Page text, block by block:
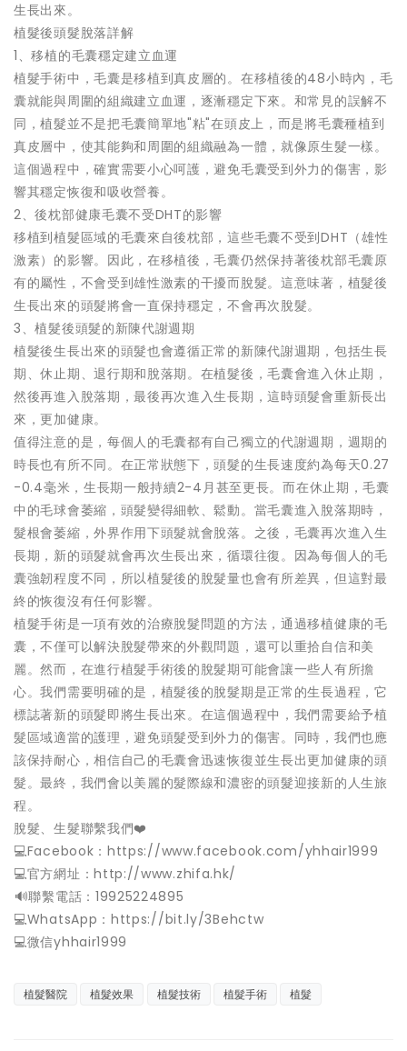
生長出來。
植髮後頭髮脫落詳解
1、移植的毛囊穩定建立血運
植髮手術中，毛囊是移植到真皮層的。在移植後的48小時內，毛
囊就能與周圍的組織建立血運，逐漸穩定下來。和常見的誤解不
同，植髮並不是把毛囊簡單地"粘"在頭皮上，而是將毛囊種植到
真皮層中，使其能夠和周圍的組織融為一體，就像原生髮一樣。
這個過程中，確實需要小心呵護，避免毛囊受到外力的傷害，影
響其穩定恢復和吸收營養。
2、後枕部健康毛囊不受DHT的影響
移植到植髮區域的毛囊來自後枕部，這些毛囊不受到DHT（雄性
激素）的影響。因此，在移植後，毛囊仍然保持著後枕部毛囊原
有的屬性，不會受到雄性激素的干擾而脫髮。這意味著，植髮後
生長出來的頭髮將會一直保持穩定，不會再次脫髮。
3、植髮後頭髮的新陳代謝週期
植髮後生長出來的頭髮也會遵循正常的新陳代謝週期，包括生長
期、休止期、退行期和脫落期。在植髮後，毛囊會進入休止期，
然後再進入脫落期，最後再次進入生長期，這時頭髮會重新長出
來，更加健康。
值得注意的是，每個人的毛囊都有自己獨立的代謝週期，週期的
時長也有所不同。在正常狀態下，頭髮的生長速度約為每天0.27
-0.4毫米，生長期一般持續2-4月甚至更長。而在休止期，毛囊
中的毛球會萎縮，頭髮變得細軟、鬆動。當毛囊進入脫落期時，
髮根會萎縮，外界作用下頭髮就會脫落。之後，毛囊再次進入生
長期，新的頭髮就會再次生長出來，循環往復。因為每個人的毛
囊強韌程度不同，所以植髮後的脫髮量也會有所差異，但這對最
終的恢復沒有任何影響。
植髮手術是一項有效的治療脫髮問題的方法，通過移植健康的毛
囊，不僅可以解決脫髮帶來的外觀問題，還可以重拾自信和美
麗。然而，在進行植髮手術後的脫髮期可能會讓一些人有所擔
心。我們需要明確的是，植髮後的脫髮期是正常的生長過程，它
標誌著新的頭髮即將生長出來。在這個過程中，我們需要給予植
髮區域適當的護理，避免頭髮受到外力的傷害。同時，我們也應
該保持耐心，相信自己的毛囊會迅速恢復並生長出更加健康的頭
髮。最終，我們會以美麗的髮際線和濃密的頭髮迎接新的人生旅
程。
脫髮、生髮聯繫我們❤️
💻Facebook：https://www.facebook.com/yhhair1999
💻官方網址：http://www.zhifa.hk/
️🔊聯繫電話：19925224895
💻WhatsApp：https://bit.ly/3Behctw
💻微信yhhair1999
植髮醫院 植髮效果 植髮技術 植髮手術 植髮